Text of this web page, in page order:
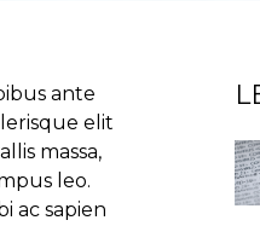
ante
elit
massa,
leo.
ac sapien